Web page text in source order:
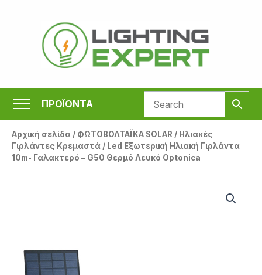
περιεχόμενο
ΠΡΟΪΟΝΤΑ
Αρχική σελίδα/ ΦΩΤΟΒΟΛΤΑΪΚΑ SOLAR / Ηλιακές
Γιρλάντες Κρεμαστά/ Led Εξωτερική Ηλιακή Γιρλάντα
10m- Γαλακτερό – G50 Θερμό Λευκό Optonica